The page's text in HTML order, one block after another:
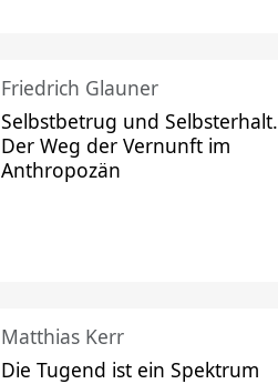
Friedrich Glauner
Selbstbetrug und Selbsterhalt.
Der Weg der Vernunft im
Anthropozän
Matthias Kerr
Die Tugend ist ein Spektrum